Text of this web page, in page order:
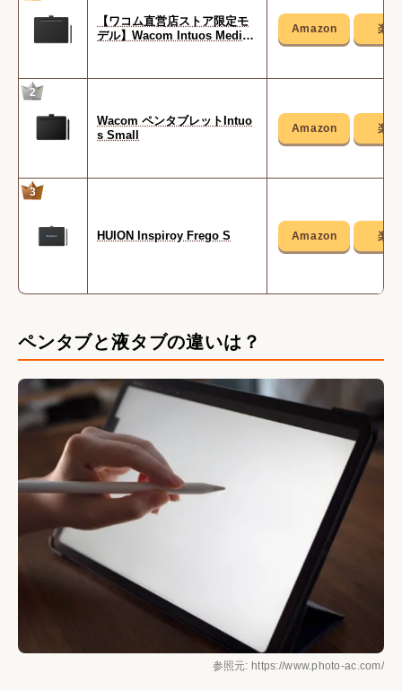
【ワコム直営店ストア限定モ
デル】Wacom Intuos Mediu
2
Wacom ペンタブレットIntuo
s Small
3
HUION Inspiroy Frego S
ペンタブと液タブの違いは？
参照元: https://www.photo-ac.com/